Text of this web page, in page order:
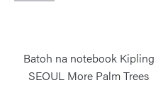
Batoh na notebook Kipling
SEOUL More Palm Trees